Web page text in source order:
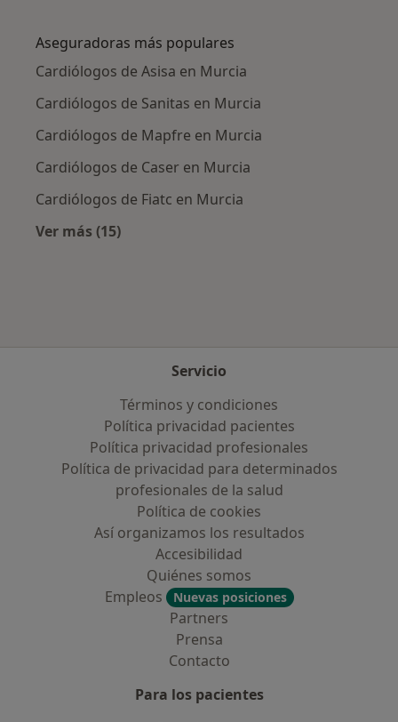
Aseguradoras más populares
Cardiólogos de Asisa en Murcia
Cardiólogos de Sanitas en Murcia
Cardiólogos de Mapfre en Murcia
Cardiólogos de Caser en Murcia
Cardiólogos de Fiatc en Murcia
Ver más (15)
Servicio
Términos y condiciones
Política privacidad pacientes
Política privacidad profesionales
Política de privacidad para determinados
profesionales de la salud
Política de cookies
Así organizamos los resultados
Accesibilidad
Quiénes somos
Empleos
Nuevas posiciones
Partners
Prensa
Contacto
Para los pacientes